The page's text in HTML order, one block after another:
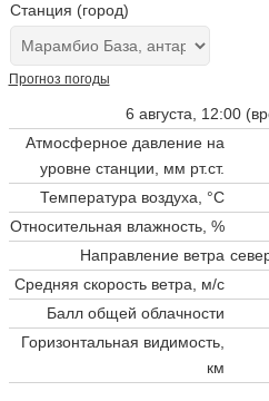
Станция (город)
Прогноз погоды
6 августа, 12:00
Атмосферное давление на
уровне станции, мм рт.ст.
Температура воздуха, °C
Относительная влажность, %
Направление ветра
Средняя скорость ветра, м/с
Балл общей облачности
Горизонтальная видимость,
км